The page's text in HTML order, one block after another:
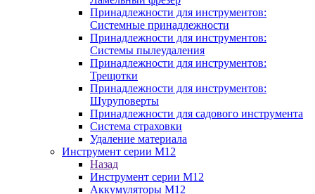
Принадлежности для инструментов:
Системные принадлежности
Принадлежности для инструментов:
Системы пылеудаления
Принадлежности для инструментов:
Трещотки
Принадлежности для инструментов:
Шуруповерты
Принадлежности для садового инструмента
Система страховки
Удаление материала
Инструмент серии M12
Назад
Инструмент серии M12
Аккумуляторы M12